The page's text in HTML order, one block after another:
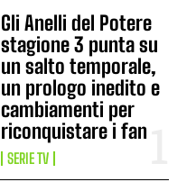
Gli Anelli del Potere
stagione 3 punta su
un salto temporale,
un prologo inedito e
cambiamenti per
riconquistare i fan
SERIE TV